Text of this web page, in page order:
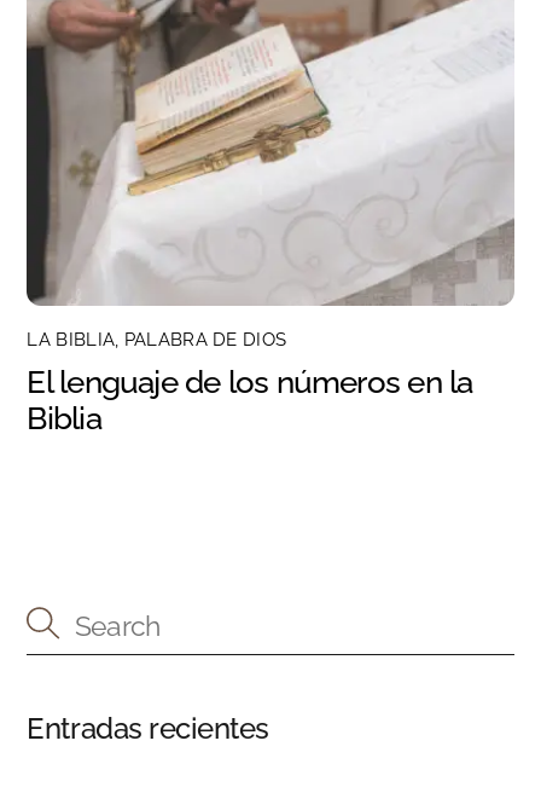
LA BIBLIA, PALABRA DE DIOS
El lenguaje de los números en la
Biblia
Entradas recientes